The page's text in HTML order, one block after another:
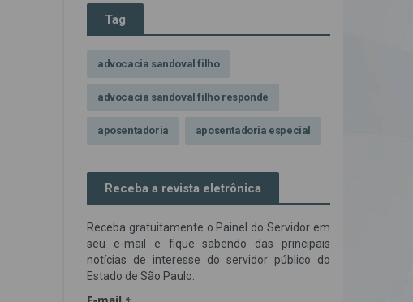
Tag
advocacia sandoval filho
advocacia sandoval filho responde
aposentadoria aposentadoria especial
Campanha contra assédio ilegal
Campanha da OAB SP CNJ
Comissão de Precatórios da OAB SP
credores prioritários
Receba a revista eletrônica
Receba gratuitamente o Painel do Servidor em
seu e-mail e fique sabendo das principais
notícias de interesse do servidor público do
Estado de São Paulo.